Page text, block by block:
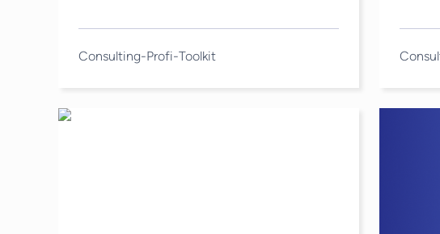
Consulting-Profi-Toolkit